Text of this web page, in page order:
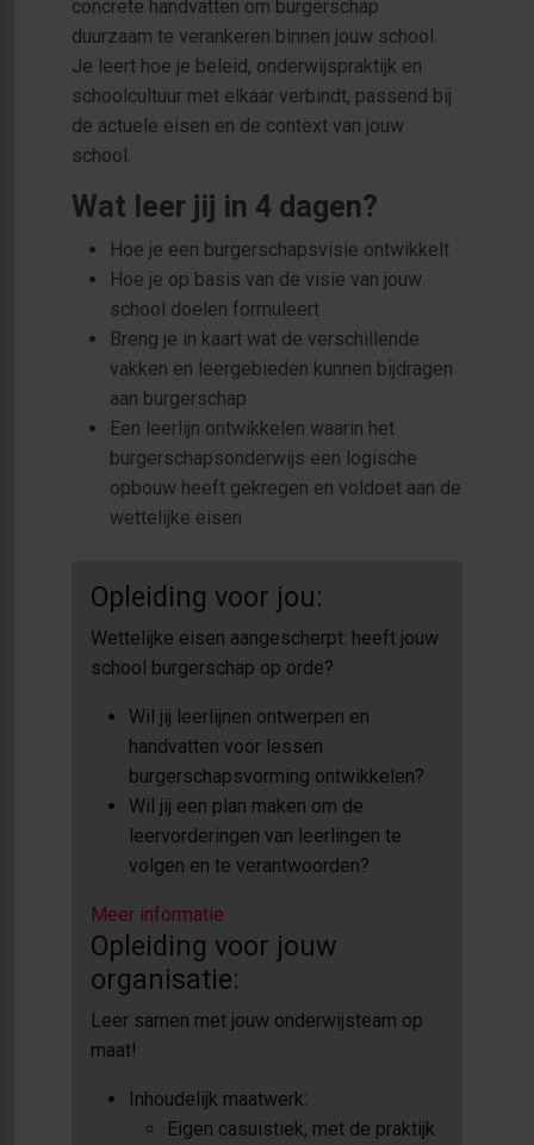
concrete handvatten om burgerschap
duurzaam te verankeren binnen jouw school.
Je leert hoe je beleid, onderwijspraktijk en
schoolcultuur met elkaar verbindt, passend bij
de actuele eisen en de context van jouw
school.
Wat leer jij in 4 dagen?
Hoe je een burgerschapsvisie ontwikkelt
Hoe je op basis van de visie van jouw
school doelen formuleert
Breng je in kaart wat de verschillende
vakken en leergebieden kunnen bijdragen
aan burgerschap
Een leerlijn ontwikkelen waarin het
burgerschapsonderwijs een logische
opbouw heeft gekregen en voldoet aan de
wettelijke eisen
Opleiding voor jou:
Wettelijke eisen aangescherpt: heeft jouw
school burgerschap op orde?
Wil jij leerlijnen ontwerpen en
handvatten voor lessen
burgerschapsvorming ontwikkelen?
Wil jij een plan maken om de
leervorderingen van leerlingen te
volgen en te verantwoorden?
Meer informatie
Opleiding voor jouw
organisatie:
Leer samen met jouw onderwijsteam op
maat!
Inhoudelijk maatwerk:
Eigen casuistiek, met de praktijk